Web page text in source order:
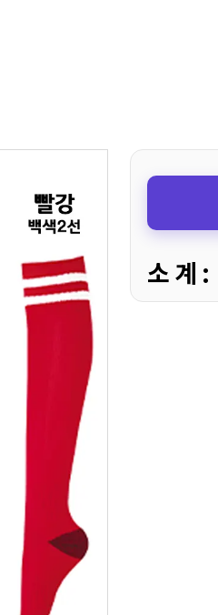
소 계 :